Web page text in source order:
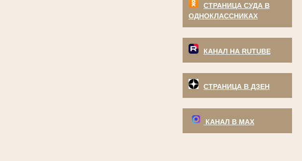
СТРАНИЦА СУДА В
ОДНОКЛАССНИКАХ
КАНАЛ НА RUTUBE
СТРАНИЦА В ДЗЕН
КАНАЛ В МАХ